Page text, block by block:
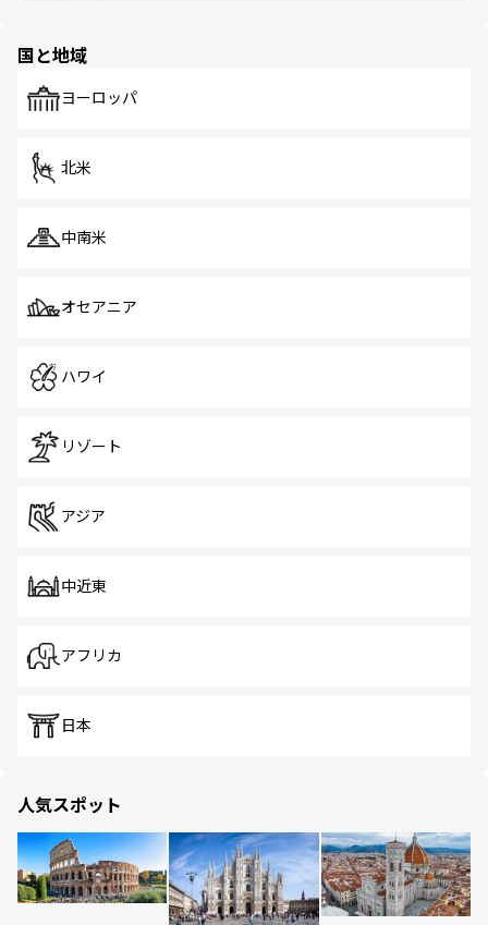
で、ホーカーズは地元の風情を楽しめる外せないスポット
国と地域
ヨーロッパ
北米
中南米
オセアニア
ハワイ
リゾート
アジア
中近東
アフリカ
日本
人気スポット